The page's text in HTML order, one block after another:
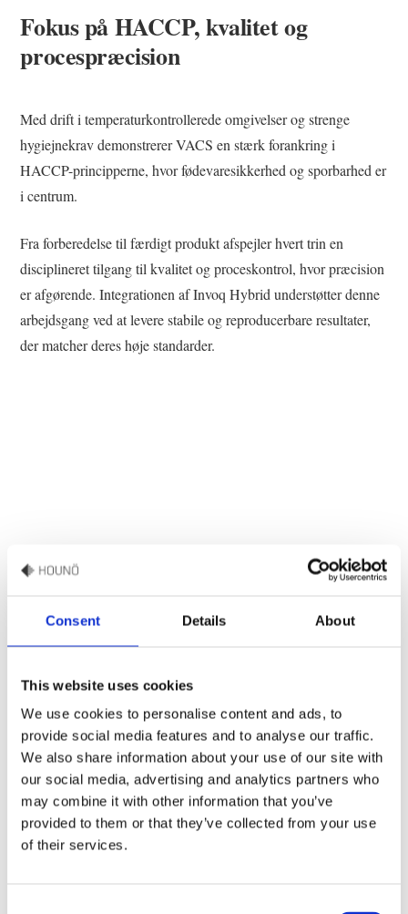
Consent Details About
This website uses cookies
We use cookies to personalise content and ads, to
provide social media features and to analyse our traffic.
We also share information about your use of our site with
our social media, advertising and analytics partners who
may combine it with other information that you’ve
provided to them or that they’ve collected from your use
of their services.
Fokus på HACCP, kvalitet og
procespræcision
Med drift i temperaturkontrollerede omgivelser og strenge
hygiejnekrav demonstrerer VACS en stærk forankring i
HACCP-principperne, hvor fødevaresikkerhed og sporbarhed er
i centrum.
Fra forberedelse til færdigt produkt afspejler hvert trin en
disciplineret tilgang til kvalitet og proceskontrol, hvor præcision
er afgørende. Integrationen af Invoq Hybrid understøtter denne
arbejdsgang ved at levere stabile og reproducerbare resultater,
der matcher deres høje standarder.
fødevaresikkerhed og ensartethed —
for
Ved at investere i Invoq Hybrid har Vietnam Airlines Caterers
styrket deres evne til at levere sikre måltider af høj kvalitet med
stor præcision. Løsningen understøtter de komplekse krav i
moderne airline catering – samtidig med, at de højeste